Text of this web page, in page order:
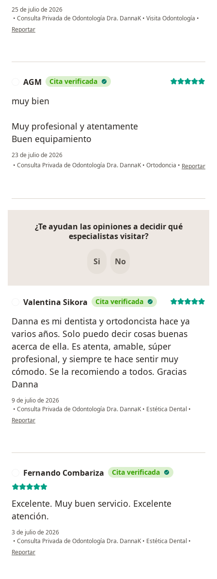
25 de julio de 2026
• Consulta Privada de Odontología Dra. DannaK • Visita Odontología •
en opinión del usuario Wilson Garcia Meneses
Reportar
AGM Cita verificada
muy bien
Muy profesional y atentamente
Buen equipamiento
23 de julio de 2026
• Consulta Privada de Odontología Dra. DannaK • Ortodoncia • en opinión
Reportar
¿Te ayudan las opiniones a decidir qué
especialistas visitar?
Si No
Valentina Sikora Cita verificada
Danna es mi dentista y ortodoncista hace ya
varios años. Solo puedo decir cosas buenas
acerca de ella. Es atenta, amable, súper
profesional, y siempre te hace sentir muy
cómodo. Se la recomiendo a todos. Gracias
Danna
9 de julio de 2026
• Consulta Privada de Odontología Dra. DannaK • Estética Dental •
en opinión del usuario Valentina Sikora
Reportar
Fernando Combariza Cita verificada
Excelente. Muy buen servicio. Excelente
atención.
3 de julio de 2026
• Consulta Privada de Odontología Dra. DannaK • Estética Dental •
en opinión del usuario Fernando Combariza
Reportar